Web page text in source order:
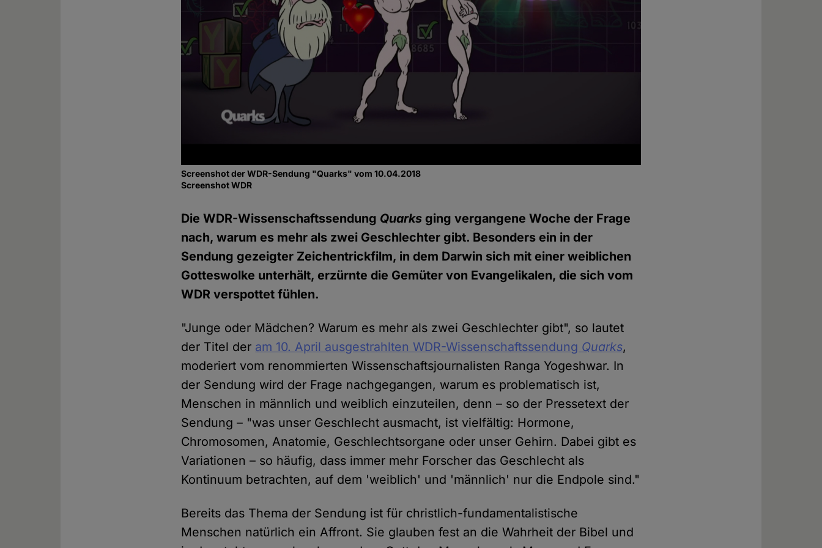
Screenshot der WDR-Sendung "Quarks" vom 10.04.2018
Screenshot WDR
Die WDR-Wissenschaftssendung Quarks ging vergangene Woche der Frage
nach, warum es mehr als zwei Geschlechter gibt. Besonders ein in der
Sendung gezeigter Zeichentrickfilm, in dem Darwin sich mit einer weiblichen
Gotteswolke unterhält, erzürnte die Gemüter von Evangelikalen, die sich vom
WDR verspottet fühlen.
"Junge oder Mädchen? Warum es mehr als zwei Geschlechter gibt", so lautet
der Titel der am 10. April ausgestrahlten WDR-Wissenschaftssendung Quarks,
moderiert vom renommierten Wissenschaftsjournalisten Ranga Yogeshwar. In
der Sendung wird der Frage nachgegangen, warum es problematisch ist,
Menschen in männlich und weiblich einzuteilen, denn – so der Pressetext der
Sendung – "was unser Geschlecht ausmacht, ist vielfältig: Hormone,
Chromosomen, Anatomie, Geschlechtsorgane oder unser Gehirn. Dabei gibt es
Variationen – so häufig, dass immer mehr Forscher das Geschlecht als
Kontinuum betrachten, auf dem 'weiblich' und 'männlich' nur die Endpole sind."
Bereits das Thema der Sendung ist für christlich-fundamentalistische
Menschen natürlich ein Affront. Sie glauben fest an die Wahrheit der Bibel und